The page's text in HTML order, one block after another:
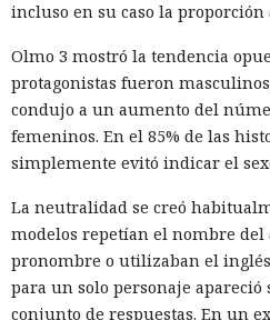
incluso en su caso la proporción
Olmo 3 mostró la tendencia
protagonistas fueron
condujo a un aumento del
femeninos. En el 85% de las
simplemente evitó indicar el
La neutralidad se creó
modelos repetían el nombre
pronombre o utilizaban el
para un solo personaje apareció
conjunto de respuestas. En un